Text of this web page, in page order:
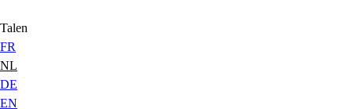
Talen
FR
NL
DE
EN